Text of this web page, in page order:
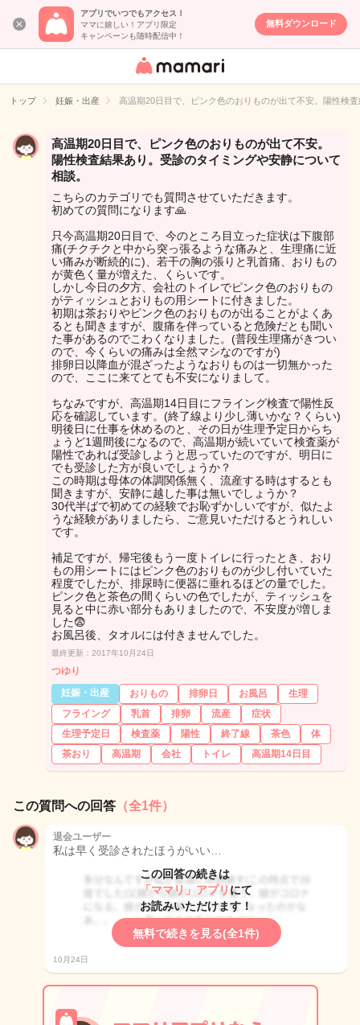
アプリでいつでもアクセス！
ママに嬉しい！アプリ限定
キャンペーンも随時配信中！
無料ダウンロード
女性専用匿名QA
イト
トップ 妊娠・出産 高温期20日目で、ピンク色のおりものが出て不安。陽性検
高温期20日目で、ピンク色のおりものが出て不安。
陽性検査結果あり。受診のタイミングや安静について
相談。
こちらのカテゴリでも質問させていただきます。
初めての質問になります🙏
只今高温期20日目で、今のところ目立った症状は下腹部
痛(チクチクと中から突っ張るような痛みと、生理痛に近
い痛みが断続的に)、若干の胸の張りと乳首痛、おりもの
が黄色く量が増えた、くらいです。
しかし今日の夕方、会社のトイレでピンク色のおりもの
がティッシュとおりもの用シートに付きました。
初期は茶おりやピンク色のおりものが出ることがよくあ
るとも聞きますが、腹痛を伴っていると危険だとも聞い
た事があるのでこわくなりました。(普段生理痛がきつい
ので、今くらいの痛みは全然マシなのですが)
排卵日以降血が混ざったようなおりものは一切無かった
ので、ここに来てとても不安になりまして。
ちなみですが、高温期14日目にフライング検査で陽性反
応を確認しています。(終了線より少し薄いかな？くらい)
明後日に仕事を休めるのと、その日が生理予定日からち
ょうど1週間後になるので、高温期が続いていて検査薬が
陽性であれば受診しようと思っていたのですが、明日に
でも受診した方が良いでしょうか？
この時期は母体の体調関係無く、流産する時はするとも
聞きますが、安静に越した事は無いでしょうか？
30代半ばで初めての経験でお恥ずかしいですが、似たよ
うな経験がありましたら、ご意見いただけるとうれしい
です。
補足ですが、帰宅後もう一度トイレに行ったとき、おり
もの用シートにはピンク色のおりものが少し付いていた
程度でしたが、排尿時に便器に垂れるほどの量でした。
ピンク色と茶色の間くらいの色でしたが、ティッシュを
見ると中に赤い部分もありましたので、不安度が増しま
した😨
お風呂後、タオルには付きませんでした。
最終更新：2017年10月24日
つゆり
妊娠・出産
おりもの 排卵日 お風呂
生理
フライング
乳首 排卵 流産
症状
生理予定日
検査薬 陽性 終了線 茶色
体
茶おり
高温期 会社 トイレ 高温期14日目
この質問への回答 （全1件）
退会ユーザー
私は早く受診されたほうがいい…
この回答の続きは
「ママリ」アプリ にて
お読みいただけます！
無料で続きを見る(全1件)
10月24日